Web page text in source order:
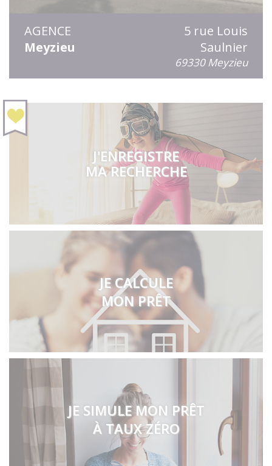
AGENCE
Meyzieu
5 rue Louis
Saulnier
69330 Meyzieu
J'ENREGISTRE
MA RECHERCHE
JE CALCULE
MON PRÊT
JE SIMULE MON PRÊT
À TAUX ZÉRO